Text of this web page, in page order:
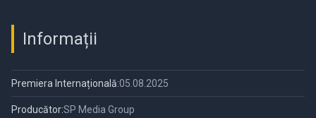
Informații
Premiera Internațională:05.08.2025
Producător:SP Media Group